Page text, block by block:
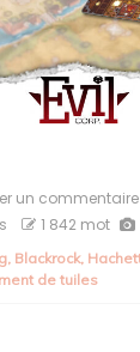
un commentaire
1 842 mot
, Blackrock,
de tuiles